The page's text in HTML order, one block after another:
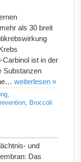
als 30 breit
ist in der
Substanzen
weiterlesen »
Broccoli
und
Das